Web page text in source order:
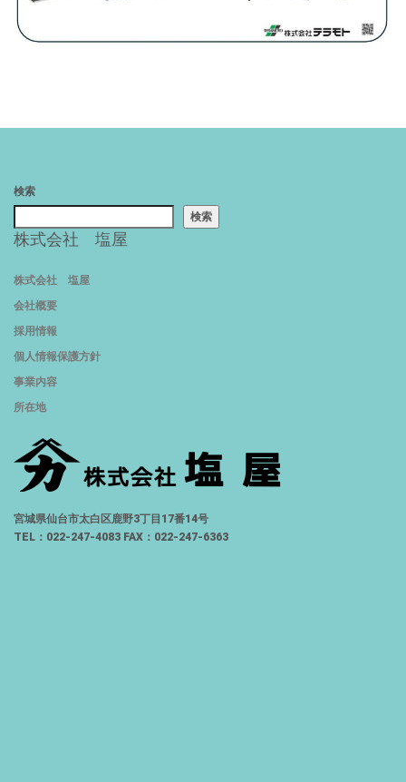
検索
検索
株式会社 塩屋
株式会社 塩屋
会社概要
採用情報
個人情報保護方針
事業内容
所在地
宮城県仙台市太白区鹿野3丁目17番14号
TEL：022-247-4083 FAX：022-247-6363